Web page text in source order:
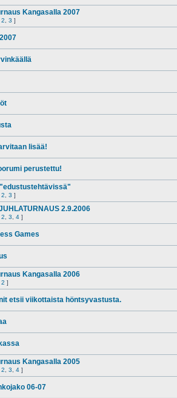
Kangasalla 2007
2 3 ]
lisää!
perustettu!
2 3 ]
2.9.2006
2 3 4 ]
Games
Kangasalla 2006
2 ]
etsii viikottaista höntsyvastusta.
Kangasalla 2005
2 3 4 ]
06-07